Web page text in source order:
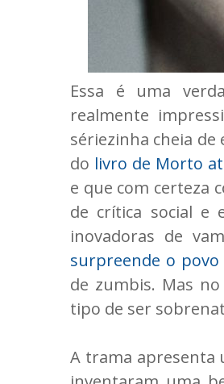
Essa é uma
realmente
sériezinha cheia
do livro de Morto
e que com certeza
de crítica social e
inovadoras de
surpreende o povo
de zumbis. Mas
tipo de ser
A trama apresenta